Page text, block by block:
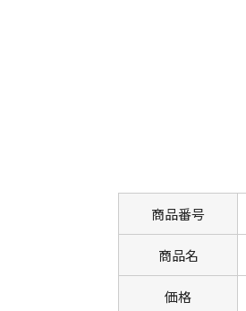
商品番号
商品名
価格